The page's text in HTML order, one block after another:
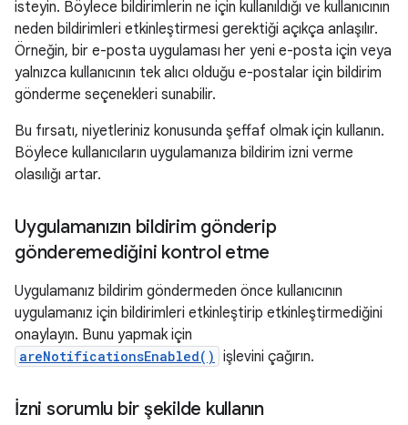
isteyin. Böylece bildirimlerin ne için kullanıldığı ve kullanıcının
neden bildirimleri etkinleştirmesi gerektiği açıkça anlaşılır.
Örneğin, bir e-posta uygulaması her yeni e-posta için veya
yalnızca kullanıcının tek alıcı olduğu e-postalar için bildirim
gönderme seçenekleri sunabilir.
Bu fırsatı, niyetleriniz konusunda şeffaf olmak için kullanın.
Böylece kullanıcıların uygulamanıza bildirim izni verme
olasılığı artar.
Uygulamanızın bildirim gönderip
gönderemediğini kontrol etme
Uygulamanız bildirim göndermeden önce kullanıcının
uygulamanız için bildirimleri etkinleştirip etkinleştirmediğini
onaylayın. Bunu yapmak için
areNotificationsEnabled() işlevini çağırın.
İzni sorumlu bir şekilde kullanın